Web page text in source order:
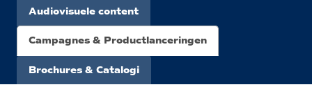
Audiovisuele content
Campagnes & Productlanceringen
Brochures & Catalogi